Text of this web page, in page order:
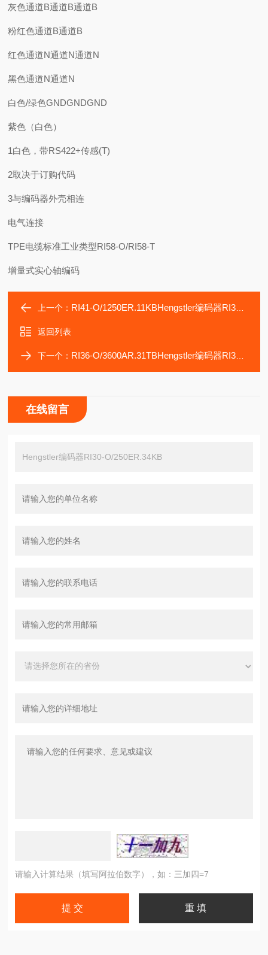
灰色通道B通道B通道B
粉红色通道B通道B
红色通道N通道N通道N
黑色通道N通道N
白色/绿色GNDGNDGND
紫色（白色）
1白色，带RS422+传感(T)
2取决于订购代码
3与编码器外壳相连
电气连接
TPE电缆标准工业类型RI58-O/RI58-T
增量式实心轴编码
上一个： RI41-O/1250ER.11KBHengstler编码器RI30-O/60AR.34KA
返回列表
下一个： RI36-O/3600AR.31TBHengstler编码器RI30-O/360AR.34RB
在线留言
请输入计算结果（填写阿拉伯数字），如：三加四=7